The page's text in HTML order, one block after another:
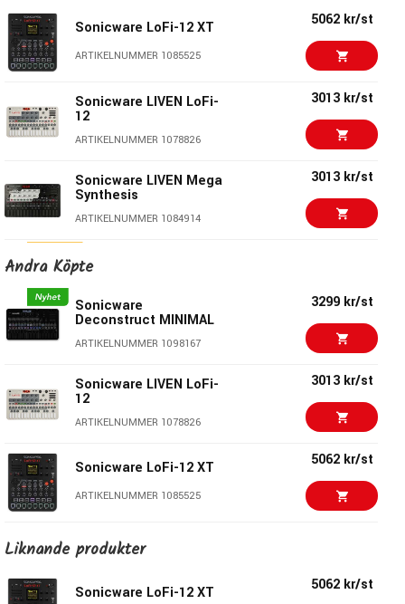
Samples can be imported via USB or SD card
ASR/AR envelope
Filter modulation with AR envelope
20-Voice polyphony
8 Tracks with different track modes
Sonicware LoFi-12 XT
ARTIKELNUMMER 1085525
5062 kr/st
Sonicware LIVEN LoFi-
12
ARTIKELNUMMER 1078826
3013 kr/st
Sonicware LIVEN Mega
Synthesis
ARTIKELNUMMER 1084914
3013 kr/st
ARTURIA Microfreak
Vocoder limited
ARTIKELNUMMER 1065981
SoundForce Dual LFO
ARTIKELNUMMER 1091478
1872 kr/st
EW Future Bundle 5555 kr/fp
ACE Studio Artist Pro
ARTIKELNUMMER 1095613
5555 kr/st
Speakerphone 3
5625 kr/st
Andra Köpte
Sonicware
Deconstruct MINIMAL
ARTIKELNUMMER 1098167
3299 kr/st
Sonicware LIVEN LoFi-
12
ARTIKELNUMMER 1078826
3013 kr/st
Sonicware LoFi-12 XT
ARTIKELNUMMER 1085525
5062 kr/st
Yamaha FGDP50
Finger Drum Pad
Liknande produkter
Sonicware LoFi-12 XT 5062 kr/st